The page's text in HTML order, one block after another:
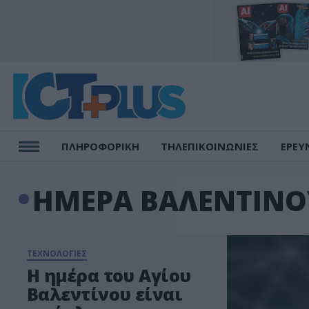
ΠΛΗΡΟΦΟΡΙΚΗ ΤΗΛΕΠΙΚΟΙΝΩΝΙΕΣ
ΗΜΕΡΑ
ΤΕΧΝΟΛΟΓΙΕΣ
Η ημέρα του Αγίου
Βαλεντίνου είναι